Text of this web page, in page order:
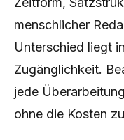
menschlicher
Unterschied liegt
Zugänglichkeit.
jede
ohne die Kosten